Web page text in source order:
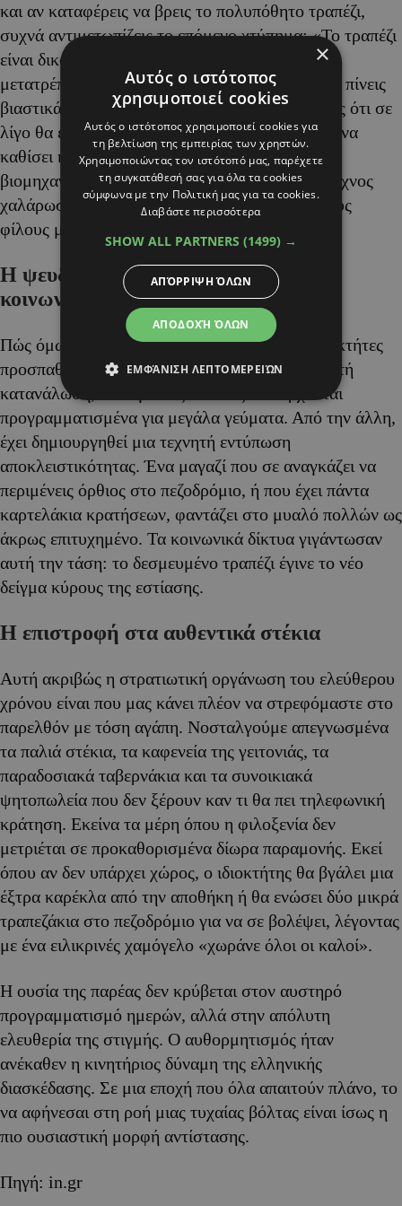
και αν καταφέρεις να βρεις το πολυπόθητο τραπέζι,
συχνά αντιμετωπίζεις το επόμενο χτύπημα: «Το τραπέζι
είναι δικό σας για ακριβώς δύο ώρες». Η έξοδος
μετατρέπεται σε αγώνα δρόμου. Τρως γρήγορα, πίνεις
βιαστικά, μιλάς κοιτώντας το ρολόι, με το άγχος ότι σε
λίγο θα έρθει ο σερβιτόρος να σας σηκώσει για να
καθίσει η επόμενη βάρδια πελατών. Αυτή η
βιομηχανοποίηση της φιλοξενίας αφαιρεί κάθε ίχνος
χαλάρωσης και ζεστασιάς από την επαφή με τους
φίλους μας.
Η ψευδαίσθηση της ζήτησης και τα
κοινωνικά δίκτυα
Πώς όμως φτάσαμε ως εδώ; Από τη μία, οι ιδιοκτήτες
προσπαθούν να εξασφαλίσουν τη μέγιστη δυνατή
κατανάλωση, επιλέγοντας πελάτες που έρχονται
προγραμματισμένα για μεγάλα γεύματα. Από την άλλη,
έχει δημιουργηθεί μια τεχνητή εντύπωση
αποκλειστικότητας. Ένα μαγαζί που σε αναγκάζει να
περιμένεις όρθιος στο πεζοδρόμιο, ή που έχει πάντα
καρτελάκια κρατήσεων, φαντάζει στο μυαλό πολλών ως
άκρως επιτυχημένο. Τα κοινωνικά δίκτυα γιγάντωσαν
αυτή την τάση: το δεσμευμένο τραπέζι έγινε το νέο
δείγμα κύρους της εστίασης.
Η επιστροφή στα αυθεντικά στέκια
Αυτή ακριβώς η στρατιωτική οργάνωση του ελεύθερου
χρόνου είναι που μας κάνει πλέον να στρεφόμαστε στο
παρελθόν με τόση αγάπη. Νοσταλγούμε απεγνωσμένα
τα παλιά στέκια, τα καφενεία της γειτονιάς, τα
παραδοσιακά ταβερνάκια και τα συνοικιακά
ψητοπωλεία που δεν ξέρουν καν τι θα πει τηλεφωνική
κράτηση. Εκείνα τα μέρη όπου η φιλοξενία δεν
μετριέται σε προκαθορισμένα δίωρα παραμονής. Εκεί
όπου αν δεν υπάρχει χώρος, ο ιδιοκτήτης θα βγάλει μια
έξτρα καρέκλα από την αποθήκη ή θα ενώσει δύο μικρά
τραπεζάκια στο πεζοδρόμιο για να σε βολέψει, λέγοντας
με ένα ειλικρινές χαμόγελο «χωράνε όλοι οι καλοί».
Η ουσία της παρέας δεν κρύβεται στον αυστηρό
προγραμματισμό ημερών, αλλά στην απόλυτη
ελευθερία της στιγμής. Ο αυθορμητισμός ήταν
ανέκαθεν η κινητήριος δύναμη της ελληνικής
διασκέδασης. Σε μια εποχή που όλα απαιτούν πλάνο, το
να αφήνεσαι στη ροή μιας τυχαίας βόλτας είναι ίσως η
πιο ουσιαστική μορφή αντίστασης.
Πηγή: in.gr
×
Αυτός ο ιστότοπος
χρησιμοποιεί cookies
Αυτός ο ιστότοπος χρησιμοποιεί cookies για
τη βελτίωση της εμπειρίας των χρηστών.
Χρησιμοποιώντας τον ιστότοπό μας, παρέχετε
τη συγκατάθεσή σας για όλα τα cookies
σύμφωνα με την Πολιτική μας για τα cookies.
Διαβάστε περισσότερα
SHOW ALL PARTNERS (1499) →
ΑΠΟΔΟΧΉ ΌΛΩΝ
ΑΠΌΡΡΙΨΗ ΌΛΩΝ
ΕΜΦΆΝΙΣΗ ΛΕΠΤΟΜΕΡΕΙΏΝ